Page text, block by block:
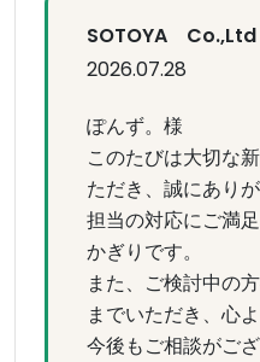
SOTOYA Co.,Ltd
2026.07.28
ぽんず。様
このたびは大切な
ただき、誠にあり
担当の対応にご満
かぎりです。
また、ご検討中の
までいただき、心
今後もご相談がご